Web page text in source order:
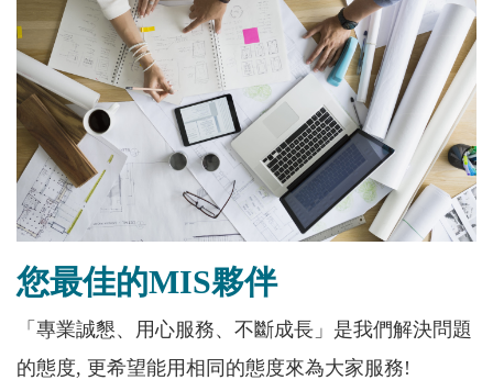
您最佳的MIS夥伴
「專業誠懇、用心服務、不斷成長」是我們解決問題
的態度, 更希望能用相同的態度來為大家服務!